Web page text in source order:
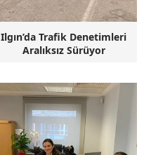
Ilgın’da Trafik Denetimleri
Aralıksız Sürüyor